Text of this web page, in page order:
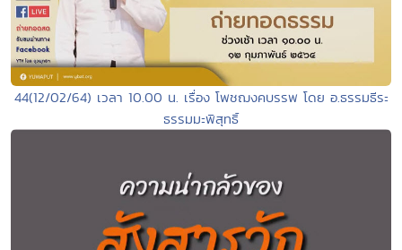
44(12/02/64) เวลา 10.00 น. เรื่อง โพชฌงคบรรพ โดย อ.ธรรมธีระ
ธรรมมะพิสุทธิ์